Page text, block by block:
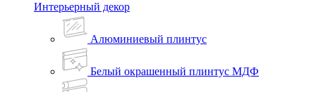
Интерьерный декор
Алюминиевый плинтус
Белый окрашенный плинтус МДФ